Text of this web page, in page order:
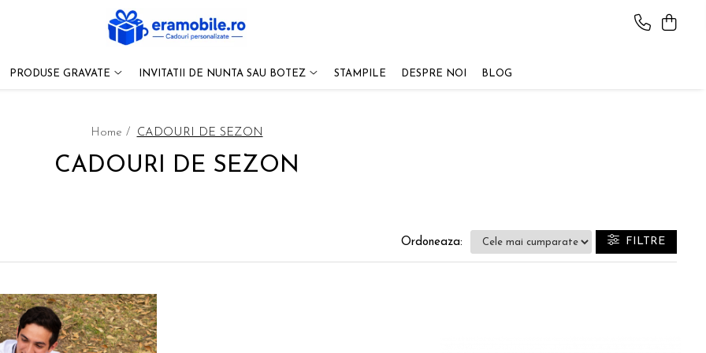
PRODUSE GRAVATE INVITATII DE NUNTA SAU BOTEZ STAMPILE DESPRE NOI BLOG
Home / CADOURI DE SEZON
CADOURI DE SEZON
FILTRE
Ordoneaza: